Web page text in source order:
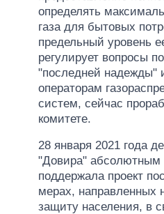
определять
газа для бытовых
предельный уровень
регулирует вопросы
"последней надежды"
операторам
систем, сейчас
комитете.
28 января 2021 года
"Довира" абсолютным
поддержала проект
мерах, направленных
защиту населения, в